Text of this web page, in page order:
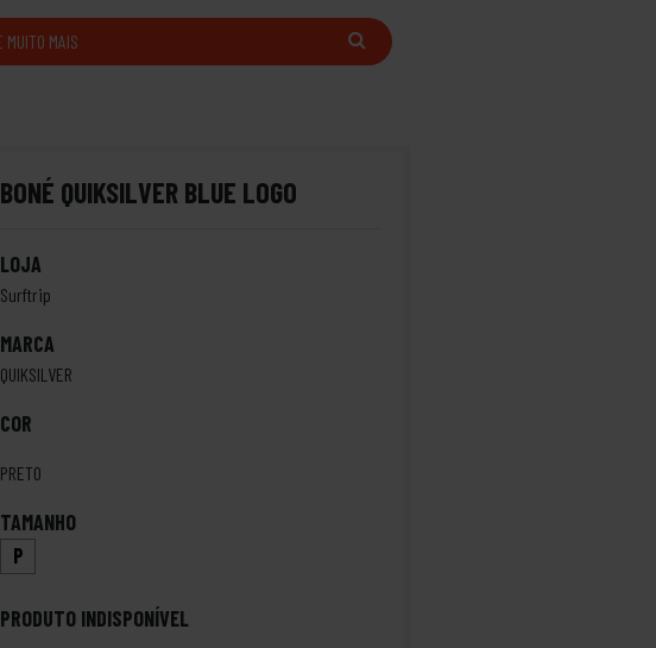
BONÉ QUIKSILVER BLUE LOGO
LOJA
Surftrip
MARCA
QUIKSILVER
COR
PRETO
TAMANHO
P
PRODUTO INDISPONÍVEL